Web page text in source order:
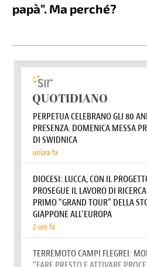
papà”. Ma perché?